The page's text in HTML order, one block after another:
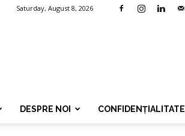
Saturday, August 8, 2026
DESPRE NOI CONFIDENȚIALITATE